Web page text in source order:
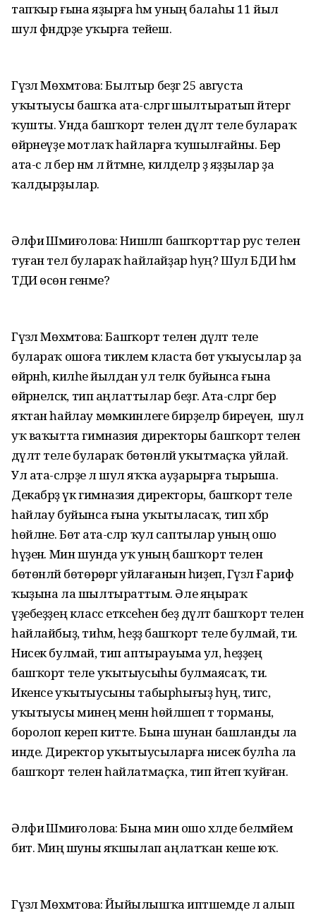
тапҡыр ғына яҙырға һәм уның балаһы 11 йыл
шул фәндәрҙе уҡырға тейеш.
Гүзәл Мөхәмәтова: Былтыр беҙгә 25 августа
уҡытыусы башҡа ата-әсәләргә шылтыратып әйтергә
ҡушты. Унда башҡорт телен дәүләт теле булараҡ
өйрәнеүҙе мотлаҡ һайларға ҡушылғайны. Бер
ата-әсә лә бер нәмә лә әйтмәне, килделәр ҙә яҙҙылар ҙа
ҡалдырҙылар.
Әлфиә Шәмиғолова: Нишләп башҡорттар рус телен
туған тел булараҡ һайлайҙар һуң? Шул БДИ һәм
ТДИ өсөн генәме?
Гүзәл Мөхәмәтова: Башҡорт телен дәүләт теле
булараҡ ошоға тиклем класта бөтә уҡыусылар ҙа
өйрәнһә, киләһе йылдан ул теләк буйынса ғына
өйрәнеләсәк, тип аңлаттылар беҙгә. Ата-әсәләргә бер
яҡтан һайлау мөмкинлеге бирҙеләр биреүен, ә шул
уҡ ваҡытта гимназия директоры башҡорт телен
дәүләт теле булараҡ бөтөнләй уҡытмаҫҡа уйлай.
Ул ата-әсәләрҙе лә шул яҡҡа ауҙарырға тырыша.
Декабрҙә үк гимназия директоры, башҡорт теле
һайлау буйынса ғына уҡытыласаҡ, тип хәбәр
һөйләне. Бөтә ата-әсәләр ҡул саптылар уның ошо
һүҙенә. Мин шунда уҡ уның башҡорт телен
бөтөнләй бөтөрөргә уйлағанын һиҙеп, Гүзәл Ғариф
ҡыҙына ла шылтыраттым. Әле яңыраҡ
үҙебеҙҙең класс етәксеһенә беҙ дәүләт башҡорт телен
һайлайбыҙ, тиһәм, һеҙҙә башҡорт теле булмай, ти.
Нисек булмай, тип аптырауыма ул, һеҙҙең
башҡорт теле уҡытыусыһы булмаясаҡ, ти.
Икенсе уҡытыусыны табырһығыҙ һуң, тигәс,
уҡытыусы минең менән һөйләшеп тә торманы,
боролоп кереп китте. Бына шунан башланды ла
инде. Директор уҡытыусыларға нисек булһа ла
башҡорт телен һайлатмаҫҡа, тип әйтеп ҡуйған.
Әлфиә Шәмиғолова: Бына мин ошо хәлде белмәйем
бит. Миңә шуны яҡшылап аңлатҡан кеше юҡ.
Гүзәл Мөхәмәтова: Йыйылышҡа иптәшемде лә алып